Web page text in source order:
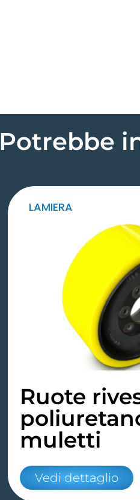
Potrebbe
LAMIERA
Ruote
muletti
Vedi dettaglio